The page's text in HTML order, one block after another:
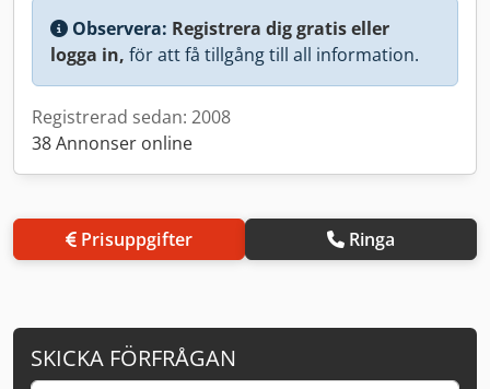
Observera: Registrera dig gratis eller
logga in, för att få tillgång till all information.
Registrerad sedan: 2008
38 Annonser online
Prisuppgifter Ringa
SKICKA FÖRFRÅGAN